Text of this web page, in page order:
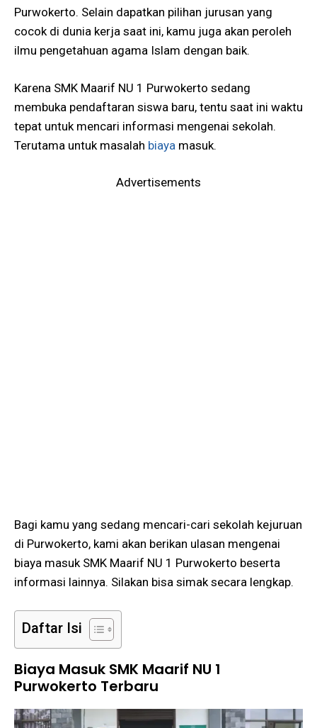
Purwokerto. Selain dapatkan pilihan jurusan yang
cocok di dunia kerja saat ini, kamu juga akan peroleh
ilmu pengetahuan agama Islam dengan baik.
Karena SMK Maarif NU 1 Purwokerto sedang
membuka pendaftaran siswa baru, tentu saat ini waktu
tepat untuk mencari informasi mengenai sekolah.
Terutama untuk masalah biaya masuk.
Advertisements
Bagi kamu yang sedang mencari-cari sekolah kejuruan
di Purwokerto, kami akan berikan ulasan mengenai
biaya masuk SMK Maarif NU 1 Purwokerto beserta
informasi lainnya. Silakan bisa simak secara lengkap.
Daftar Isi
Biaya Masuk SMK Maarif NU 1
Purwokerto Terbaru